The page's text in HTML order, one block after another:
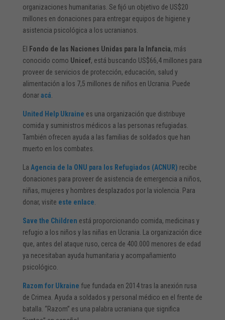
organizaciones humanitarias. Se fijó un objetivo de US$20
millones en donaciones para entregar equipos de higiene y
asistencia psicológica a los ucranianos.
El Fondo de las Naciones Unidas para la Infancia, más
conocido como Unicef, está buscando US$66,4 millones para
proveer de servicios de protección, educación, salud y
alimentación a los 7,5 millones de niños en Ucrania. Puede
donaracá
United Help Ukraine es una organización que distribuye
comida y suministros médicos a las personas refugiadas.
También ofrecen ayuda a las familias de soldados que han
muerto en los combates.
La Agencia de la ONU para los Refugiados (ACNUR) recibe
donaciones para proveer de asistencia de emergencia a niños,
niñas, mujeres y hombres desplazados por la violencia. Para
donar, visite este enlace
Save the Children está proporcionando comida, medicinas y
refugio a los niños y las niñas en Ucrania. La organización dice
que, antes del ataque ruso, cerca de 400.000 menores de edad
ya necesitaban ayuda humanitaria y acompañamiento
psicológico.
Razom for Ukraine fue fundada en 2014 tras la anexión rusa
de Crimea. Ayuda a soldados y personal médico en el frente de
batalla. “Razom” es una palabra ucraniana que significa